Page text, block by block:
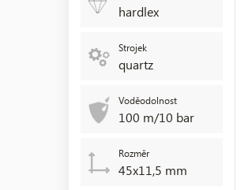
hardlex
Strojek
quartz
Voděodolnost
100 m/10 bar
Rozměr
45x11,5 mm